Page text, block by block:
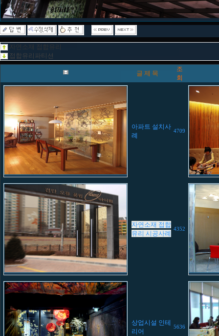
자연소재 접합유리
접합유리파티션
글 제 목
조
회
아파트 설치사
례
4709
자연소재 접합
유리 시공사례
4352
상업시설 인테
리어
5636